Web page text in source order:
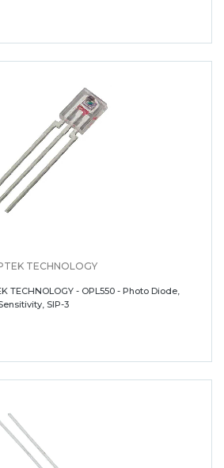
TECHNOLOGY
TECHNOLOGY - OPL550 - Photo Diode,
SIP-3